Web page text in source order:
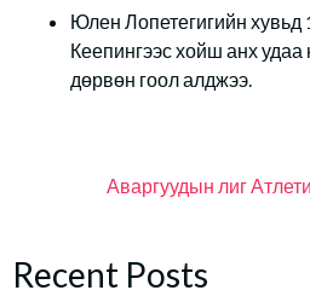
Юлен Лопетегигийн
Кеепингээс хойш анх удаа
дөрвөн гоол алджээ.
Аваргуудын лиг
Recent Posts